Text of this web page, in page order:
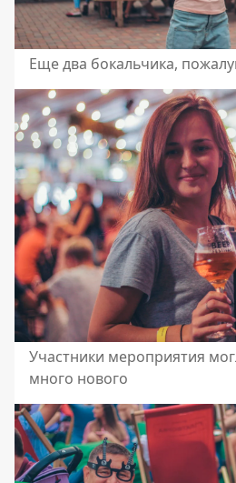
Еще два бокальчика,
Участники мероприятия
много нового